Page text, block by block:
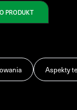
PRODUKT
Aspekty